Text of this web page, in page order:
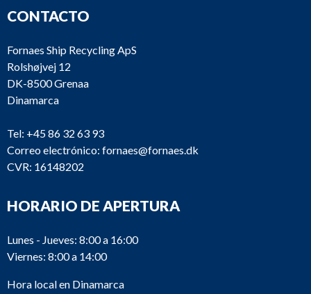
CONTACTO
Fornaes Ship Recycling ApS
Rolshøjvej 12
DK-8500 Grenaa
Dinamarca
Tel: +45 86 32 63 93
Correo electrónico: fornaes@fornaes.dk
CVR: 16148202
HORARIO DE APERTURA
Lunes - Jueves: 8:00 a 16:00
Viernes: 8:00 a 14:00
Hora local en Dinamarca